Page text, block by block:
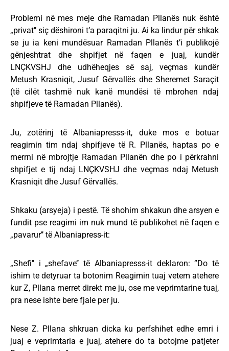
Problemi në mes meje dhe Ramadan Pllanës nuk është
„privat’’ siç dëshironi t’a paraqitni ju. Ai ka lindur për shkak
se ju ia keni mundësuar Ramadan Pllanës t’i publikojë
gënjeshtrat dhe shpifjet në faqen e juaj, kundër
LNÇKVSHJ dhe udhëheqjes së saj, veçmas kundër
Metush Krasniqit, Jusuf Gërvallës dhe Sheremet Saraçit
(të cilët tashmë nuk kanë mundësi të mbrohen ndaj
shpifjeve të Ramadan Pllanës).
Ju, zotërinj të Albaniapresss-it, duke mos e botuar
reagimin tim ndaj shpifjeve të R. Pllanës, haptas po e
merrni në mbrojtje Ramadan Pllanën dhe po i përkrahni
shpifjet e tij ndaj LNÇKVSHJ dhe veçmas ndaj Metush
Krasniqit dhe Jusuf Gërvallës.
Shkaku (arsyeja) i pestë. Të shohim shkakun dhe arsyen e
fundit pse reagimi im nuk mund të publikohet në faqen e
„pavarur’’ të Albaniapress-it:
„Shefi’’ i „shefave’’ të Albaniapresss-it deklaron: ”Do të
ishim te detyruar ta botonim Reagimin tuaj vetem atehere
kur Z, Pllana merret direkt me ju, ose me veprimtarine tuaj,
pra nese ishte bere fjale per ju.
Nese Z. Pllana shkruan dicka ku perfshihet edhe emri i
juaj e veprimtaria e juaj, atehere do ta botojme patjeter